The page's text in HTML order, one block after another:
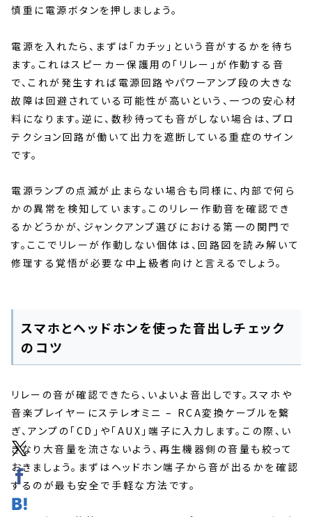
慎重に電源ボタンを押しましょう。
電源を入れたら、まずは「カチッ」という音がするかを待ち
ます。これはスピーカー保護用の「リレー」が作動する音
で、これが発生すれば電源回路やパワーアンプ段の大きな
故障は回避されている可能性が高いという、一つの安心材
料になります。逆に、数秒待っても音がしない場合は、プロ
テクション回路が働いて出力を遮断している重症のサイン
です。
電源ランプの点滅が止まらない場合も同様に、内部で何ら
かの異常を検知しています。このリレー作動音を確認でき
るかどうかが、ジャンクアンプ選びにおける第一の関門で
す。ここでリレーが作動しない個体は、回路図を読み解いて
修理する覚悟が必要な中上級者向けと言えるでしょう。
スマホとヘッドホンを使った音出しチェック
のコツ
リレーの音が確認できたら、いよいよ音出しです。スマホや
音楽プレイヤーにステレオミニ – RCA変換ケーブルを繋
ぎ、アンプの「CD」や「AUX」端子に入力します。この際、い
きなり大音量を流さないよう、再生機器側の音量も絞って
おきましょう。まずはヘッドホン端子から音が出るかを確認
するのが最も安全で手軽な方法です。